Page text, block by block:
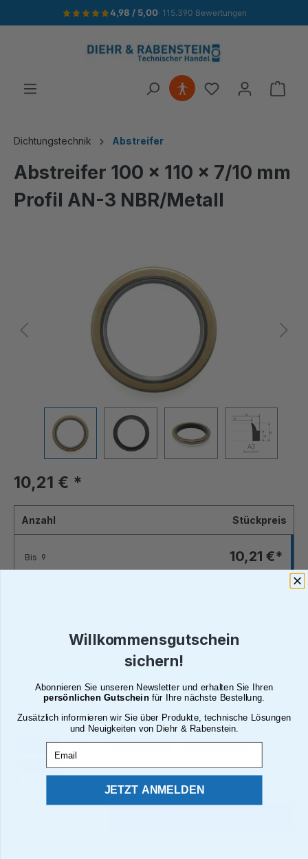
springen 4,98 / 5,00· 115.390 Bewertungen
Dichtungstechnik Abstreifer
Abstreifer 100 x 110 x 7/10 mm
Profil AN-3 NBR/Metall
10,21 € *
Anzahl Stückpreis
Bis 9 10,21 €*
Alle Preise inkl. gesetzl. Mehrwertsteuer zzgl. Versandkosten
Brutto Netto Paketversand
Deutsche Post
Abholung
Sofort verfügbar, Lieferzeit: 2 - 4 Tage¹
Willkommensgutschein
sichern!
Abonnieren Sie unseren Newsletter und erhalten Sie Ihren
persönlichen Gutscheinfür Ihre nächste Bestellung.
Zusätzlich informieren wir Sie über Produkte, technische Lösungen
und Neuigkeiten von Diehr & Rabenstein.
JETZT ANMELDEN